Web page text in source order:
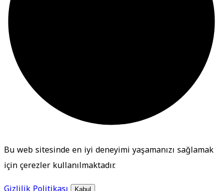
Bu web sitesinde en iyi deneyimi yaşamanızı sağlamak
için çerezler kullanılmaktadır.
Kabul